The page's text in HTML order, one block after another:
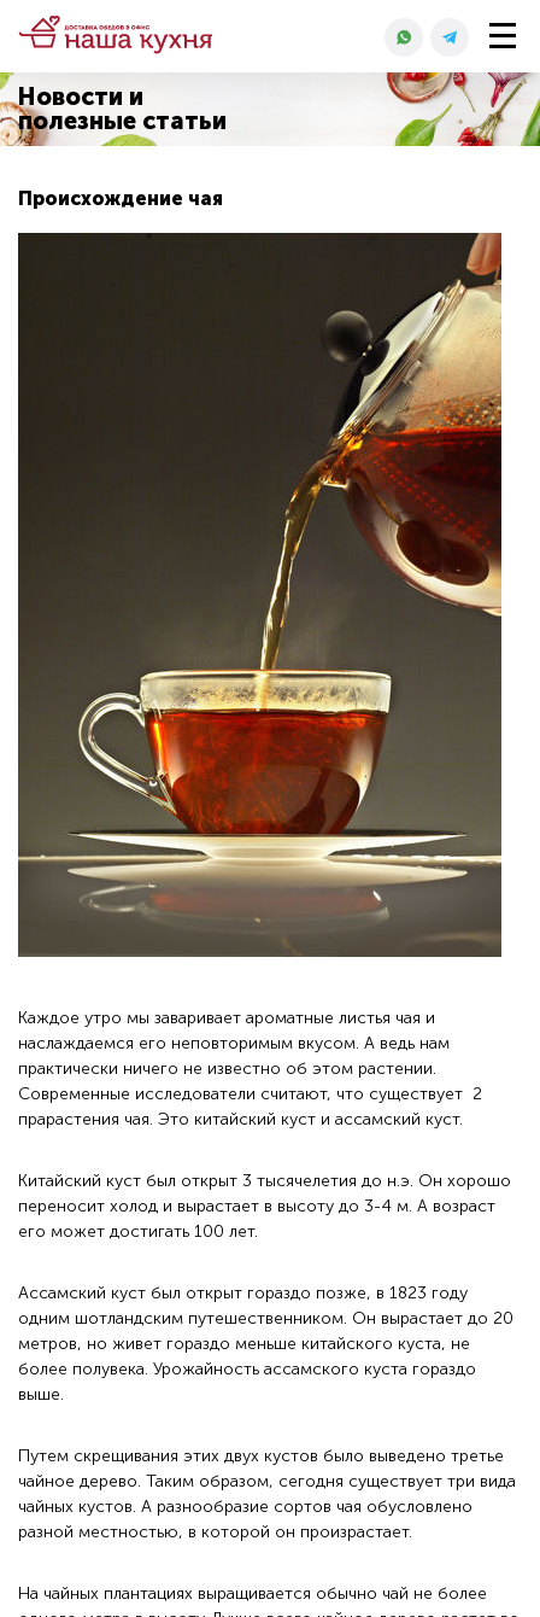
Новости и
полезные статьи
Происхождение чая
Каждое утро мы заваривает ароматные листья чая и
наслаждаемся его неповторимым вкусом. А ведь нам
практически ничего не известно об этом растении.
Современные исследователи считают, что существует 2
прарастения чая. Это китайский куст и ассамский куст.
Китайский куст был открыт 3 тысячелетия до н.э. Он хорошо
переносит холод и вырастает в высоту до 3-4 м. А возраст
его может достигать 100 лет.
Ассамский куст был открыт гораздо позже, в 1823 году
одним шотландским путешественником. Он вырастает до 20
метров, но живет гораздо меньше китайского куста, не
более полувека. Урожайность ассамского куста гораздо
выше.
Путем скрещивания этих двух кустов было выведено третье
чайное дерево. Таким образом, сегодня существует три вида
чайных кустов. А разнообразие сортов чая обусловлено
разной местностью, в которой он произрастает.
На чайных плантациях выращивается обычно чай не более